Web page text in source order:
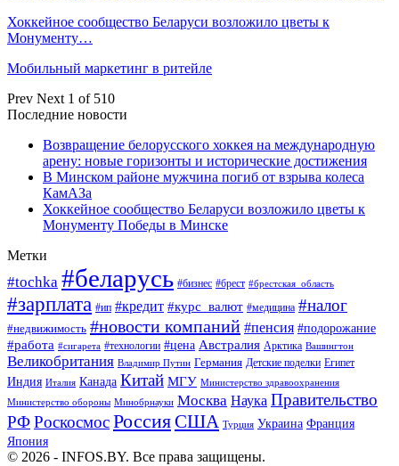
Хоккейное сообщество Беларуси возложило цветы к
Монументу…
Мобильный маркетинг в ритейле
Prev Next 1 of 510
Последние новости
Возвращение белорусского хоккея на международную
арену: новые горизонты и исторические достижения
В Минском районе мужчина погиб от взрыва колеса
КамАЗа
Хоккейное сообщество Беларуси возложило цветы к
Монументу Победы в Минске
Метки
#tochka #беларусь #бизнес #брест #брестская_область
#зарплата #ип #кредит #курс_валют #медицина #налог
#недвижимость #новости компаний #пенсия #подорожание
#работа #сигарета #технологии #цена Австралия Арктика Вашингтон
Великобритания Владимир Путин Германия Детские поделки Египет
Индия Италия Канада Китай МГУ Министерство здравоохранения
Министерство обороны Минобрнауки Москва Наука Правительство
РФРоскосмосРоссияСША Турция Украина Франция
Япония
© 2026 - INFOS.BY. Все права защищены.